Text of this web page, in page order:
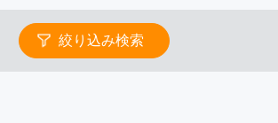
絞り込み検索